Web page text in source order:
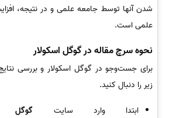
شدن آنها توسط جامعه علمی و در نتیجه،
علمی است.
نحوه سرچ مقاله در گوگل اسکولار
برای جست‌وجو در گوگل اسکولار و بررسی
زیر را دنبال کنید.
ابتدا وارد سایت گوگل